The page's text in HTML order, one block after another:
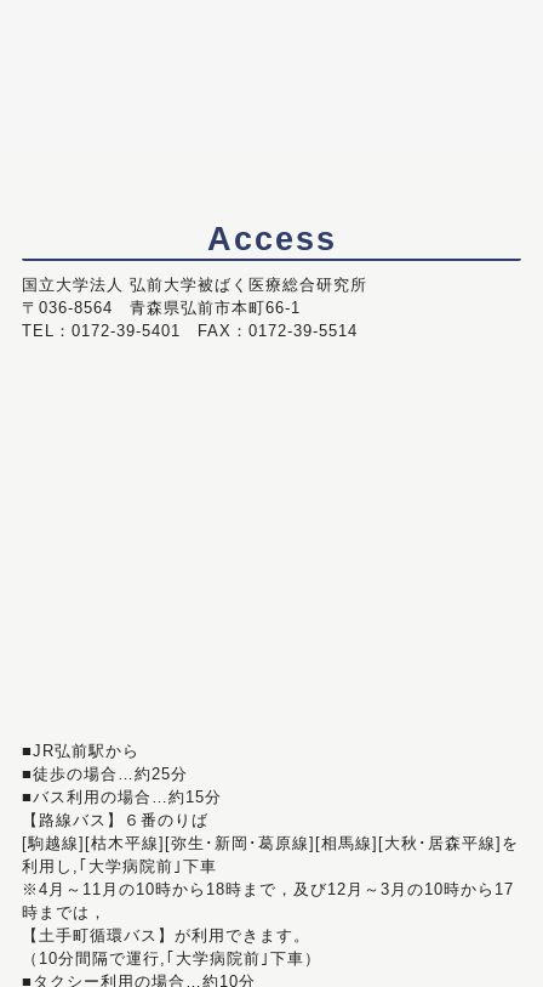
Access
国立大学法人 弘前大学被ばく医療総合研究所
〒036-8564 青森県弘前市本町66-1
TEL：0172-39-5401 FAX：0172-39-5514
■JR弘前駅から
■徒歩の場合…約25分
■バス利用の場合…約15分
【路線バス】６番のりば
[駒越線][枯木平線][弥生･新岡･葛原線][相馬線][大秋･居森平線]を
利用し,｢大学病院前｣下車
※4月～11月の10時から18時まで，及び12月～3月の10時から17
時までは，
【土手町循環バス】が利用できます。
（10分間隔で運行,｢大学病院前｣下車）
■タクシー利用の場合…約10分